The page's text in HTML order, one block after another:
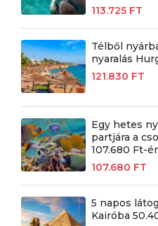
113.725 FT
Télből
nyaralás
121.830 FT
Egy hetes
partjára a
107.680 Ft-
107.680 FT
5 napos
Kairóba